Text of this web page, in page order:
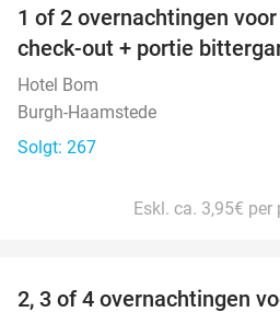
1 of 2 overnachtingen
check-out + portie
Hotel Bom
Burgh-Haamstede
Solgt: 267
Eskl. ca. 3,95€
2, 3 of 4 overnachtingen